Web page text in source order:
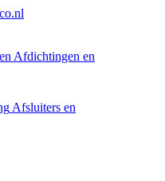
Afdichtingen en
Afsluiters en